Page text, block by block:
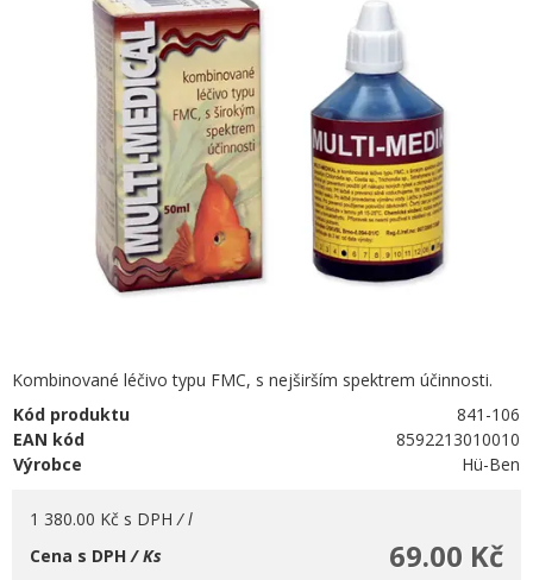
Kombinované léčivo typu FMC, s nejširším spektrem účinnosti.
Kód produktu
841-106
EAN kód
8592213010010
Výrobce
Hü-Ben
1 380.00 Kč s DPH / l
69.00 Kč
Cena s DPH/ Ks